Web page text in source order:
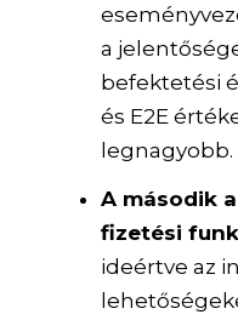
a
befektetési
és E2E
legnagyobb.
A második
fizetési
ideértve az